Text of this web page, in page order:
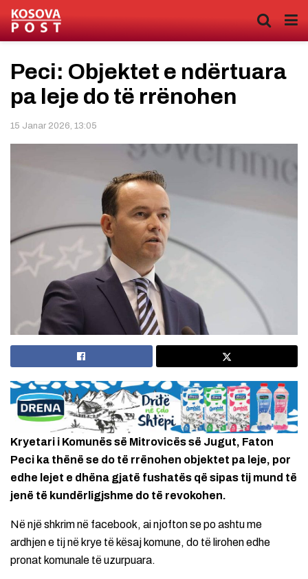
Peci: Objektet e ndërtuara
pa leje do të rrënohen
15 Janar 2026, 13:05
Kryetari i Komunës së Mitrovicës së Jugut, Faton
Peci ka thënë se do të rrënohen objektet pa leje, por
edhe lejet e dhëna gjatë fushatës që sipas tij mund të
jenë të kundërligjshme do të revokohen.
Në një shkrim në facebook, ai njofton se po ashtu me
ardhjen e tij në krye të kësaj komune, do të lirohen edhe
pronat komunale të uzurpuara.